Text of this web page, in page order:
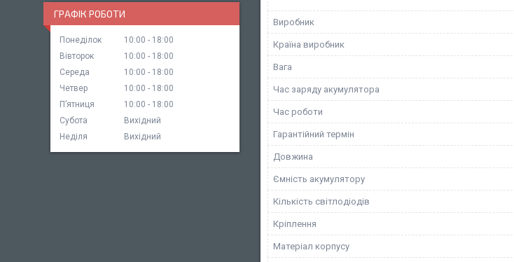
Виробник
Країна виробник
Вага
Час заряду акумулятора
Час роботи
Гарантійний термін
Довжина
Ємність акумулятору
Кількість світлодіодів
Кріплення
Матеріал корпусу
ГРАФІК РОБОТИ
Понеділок 10:00
18:00
Вівторок
10:00
18:00
Середа
10:00
18:00
Четвер
10:00
18:00
Пʼятниця
10:00
18:00
Субота
Вихідний
Неділя
Вихідний